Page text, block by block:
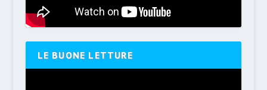
LE BUONE LETTURE